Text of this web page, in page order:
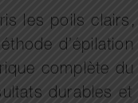
les poils
complète
durables